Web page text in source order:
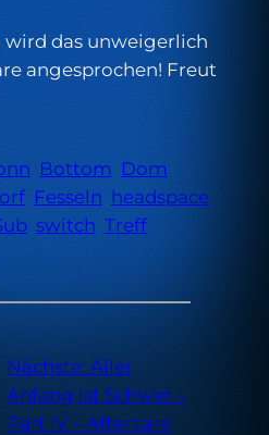
wird das unweigerlich
angesprochen! Freut
Bottom Dom
Fesseln headspace
switch Treff
Nächste:Aller
Anfang ist Schwer –
Part IV – Aftercare